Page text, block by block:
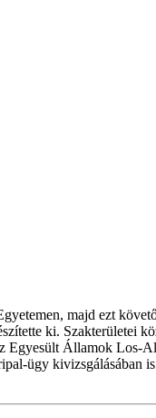
majd ezt
ki. Szakterületei
Államok Los-
ügy kivizsgálásában